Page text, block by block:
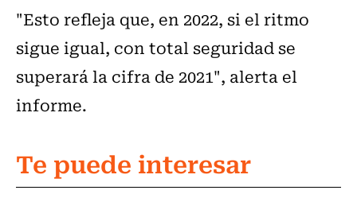
"Esto refleja que, en 2022, si el ritmo
sigue igual, con total seguridad se
superará la cifra de 2021", alerta el
informe.
Te puede interesar